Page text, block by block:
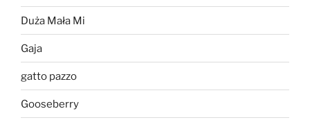
Duża Mała Mi
Gaja
gatto pazzo
Gooseberry